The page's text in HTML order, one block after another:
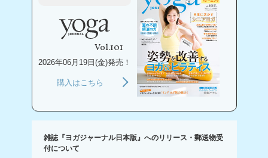
Vol.101
2026年06月19日(金)発売！
購入はこちら
雑誌『ヨガジャーナル日本版』へのリリース・郵送物受
付について